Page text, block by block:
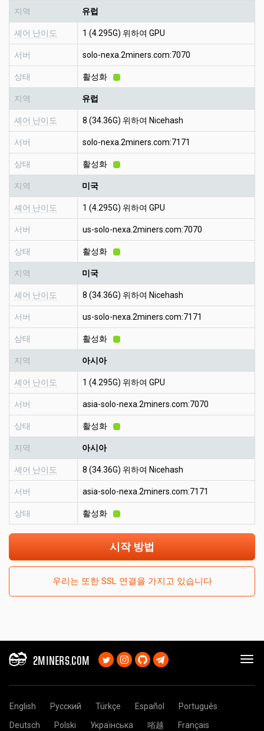
지역 유럽
셰어 난이도 1 (4.295G) 위하여 GPU
서버 solo-nexa.2miners.com:7070
상태 활성화
지역 유럽
셰어 난이도 8 (34.36G) 위하여 Nicehash
서버 solo-nexa.2miners.com:7171
상태 활성화
지역 미국
셰어 난이도 1 (4.295G) 위하여 GPU
서버 us-solo-nexa.2miners.com:7070
상태 활성화
지역 미국
셰어 난이도 8 (34.36G) 위하여 Nicehash
서버 us-solo-nexa.2miners.com:7171
상태 활성화
지역 아시아
셰어 난이도 1 (4.295G) 위하여 GPU
서버 asia-solo-nexa.2miners.com:7070
상태 활성화
지역 아시아
셰어 난이도 8 (34.36G) 위하여 Nicehash
서버 asia-solo-nexa.2miners.com:7171
상태 활성화
시작 방법
우리는 또한 SSL 연결을 가지고 있습니다
2MINERS.COM
English Русский Türkçe Español
Português
Deutsch
Polski Українська 㗂越
Français